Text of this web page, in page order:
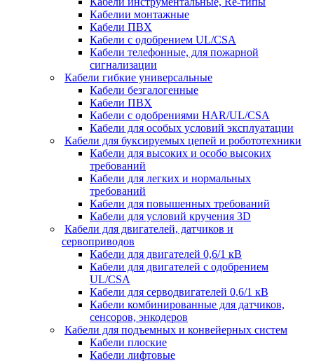
Кабелии монтажные
Кабели ПВХ
Кабели с одобрением UL/CSA
Кабели телефонные, для пожарной
сигнализации
Кабели гибкие универсальные
Кабели безгалогенные
Кабели ПВХ
Кабели с одобрениями HAR/UL/CSA
Кабели для особых условий эксплуатации
Кабели для буксируемых цепей и робототехники
Кабели для высоких и особо высоких
требований
Кабели для легких и нормальных
требований
Кабели для повышенных требований
Кабели для условий кручения 3D
Кабели для двигателей, датчиков и
сервоприводов
Кабели для двигателей 0,6/1 кВ
Кабели для двигателей с одобрением
UL/CSA
Кабели для серводвигателей 0,6/1 кВ
Кабели комбинированные для датчиков,
cенсоров, энкодеров
Кабели для подъемных и конвейерных систем
Кабели плоские
Кабели лифтовые